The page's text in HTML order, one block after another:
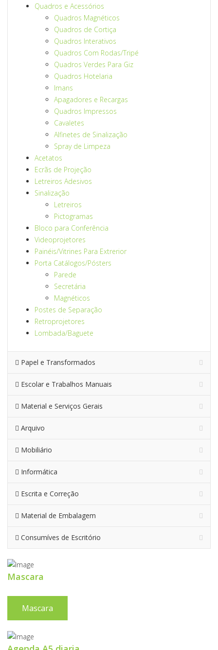
Quadros e Acessórios
Quadros Magnéticos
Quadros de Cortiça
Quadros Interativos
Quadros Com Rodas/Tripé
Quadros Verdes Para Giz
Quadros Hotelaria
Imans
Apagadores e Recargas
Quadros Impressos
Cavaletes
Alfinetes de Sinalização
Spray de Limpeza
Acetatos
Ecrãs de Projeção
Letreiros Adesivos
Sinalização
Letreiros
Pictogramas
Bloco para Conferência
Videoprojetores
Painéis/Vitrines Para Extrerior
Porta Catálogos/Pósters
Parede
Secretária
Magnéticos
Postes de Separação
Retroprojetores
Lombada/Baguete
Papel e Transformados
Escolar e Trabalhos Manuais
Material e Serviços Gerais
Arquivo
Mobiliário
Informática
Escrita e Correção
Material de Embalagem
Consumíves de Escritório
Mascara
Mascara